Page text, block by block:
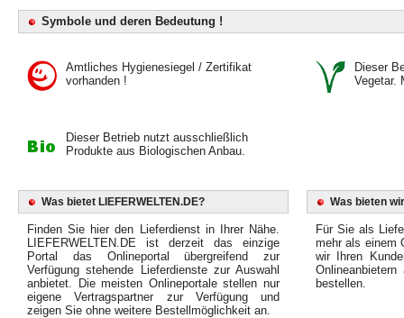
Symbole und deren Bedeutung !
Amtliches Hygienesiegel / Zertifikat
vorhanden !
Dieser
Vegetar.
Dieser Betrieb nutzt ausschließlich
Produkte aus Biologischen Anbau.
Was bietet LIEFERWELTEN.DE?
Finden Sie hier den Lieferdienst in Ihrer Nähe.
LIEFERWELTEN.DE ist derzeit das einzige
Portal das Onlineportal übergreifend zur
Verfügung stehende Lieferdienste zur Auswahl
anbietet. Die meisten Onlineportale stellen nur
eigene Vertragspartner zur Verfügung und
zeigen Sie ohne weitere Bestellmöglichkeit an.
Was bieten
Für Sie als
mehr als einem
wir Ihren
bestellen.